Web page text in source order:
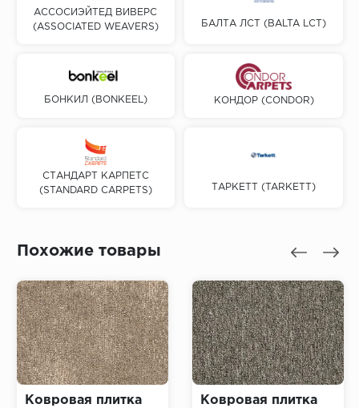
АССОСИЭЙТЕД ВИВЕРС
(ASSOCIATED WEAVERS)
БАЛТА ЛСТ (BALTA LCT)
БОНКИЛ (BONKEEL) КОНДОР (CONDOR)
СТАНДАРТ КАРПЕТС
(STANDARD CARPETS)
ТАРКЕТТ (TARKETT)
Похожие товары
Ковровая плитка
Ковровая плитка